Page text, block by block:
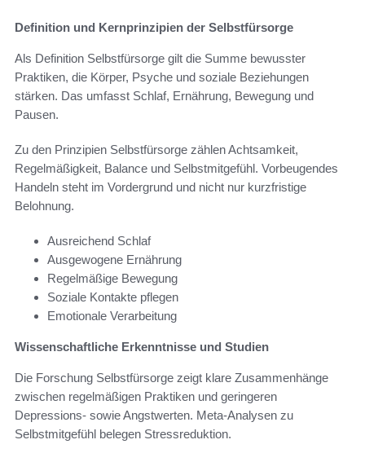
Definition und Kernprinzipien der Selbstfürsorge
Als Definition Selbstfürsorge gilt die Summe bewusster
Praktiken, die Körper, Psyche und soziale Beziehungen
stärken. Das umfasst Schlaf, Ernährung, Bewegung und
Pausen.
Zu den Prinzipien Selbstfürsorge zählen Achtsamkeit,
Regelmäßigkeit, Balance und Selbstmitgefühl. Vorbeugendes
Handeln steht im Vordergrund und nicht nur kurzfristige
Belohnung.
Ausreichend Schlaf
Ausgewogene Ernährung
Regelmäßige Bewegung
Soziale Kontakte pflegen
Emotionale Verarbeitung
Wissenschaftliche Erkenntnisse und Studien
Die Forschung Selbstfürsorge zeigt klare Zusammenhänge
zwischen regelmäßigen Praktiken und geringeren
Depressions- sowie Angstwerten. Meta-Analysen zu
Selbstmitgefühl belegen Stressreduktion.